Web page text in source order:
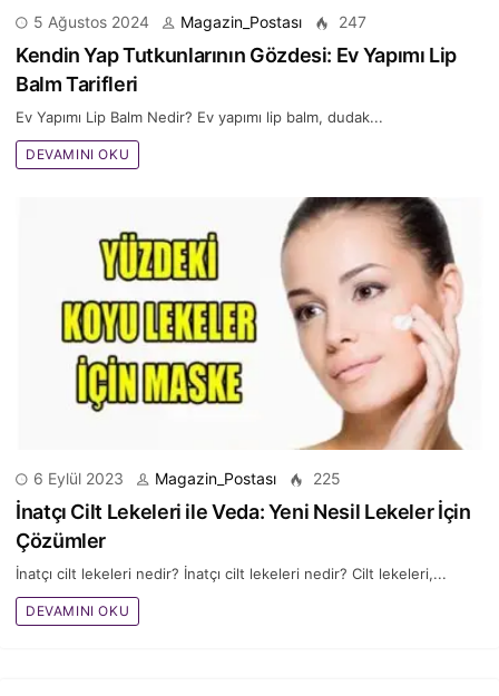
5 Ağustos 2024 Magazin_Postası 247
Kendin Yap Tutkunlarının Gözdesi: Ev Yapımı Lip
Balm Tarifleri
Ev Yapımı Lip Balm Nedir? Ev yapımı lip balm, dudak...
DEVAMINI OKU
6 Eylül 2023 Magazin_Postası 225
İnatçı Cilt Lekeleri ile Veda: Yeni Nesil Lekeler İçin
Çözümler
İnatçı cilt lekeleri nedir? İnatçı cilt lekeleri nedir? Cilt lekeleri,...
DEVAMINI OKU